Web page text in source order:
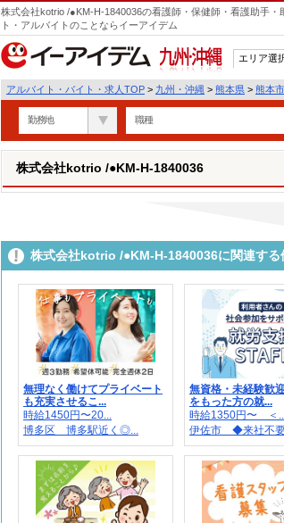
株式会社kotrio /●KM-H-1840036の看護師・保健師・看護助手
ト・アルバイトのことならイーアイデム
九州・沖縄
エリア選
アルバイト・バイト・求人TOP > 九州・沖縄 > 熊本県 > 熊本
勤務地 職種
株式会社kotrio /●KM-H-1840036
株式会社kotrio /●KM-H-1840036に関連する
無理なく働けてプライベート
も充実させるこ...
時給1450円〜20...
博多区 博多駅近く◎...
無資格・未経験歓
をもった方の就...
時給1350円〜 ＜
伊佐市 ◆来社不